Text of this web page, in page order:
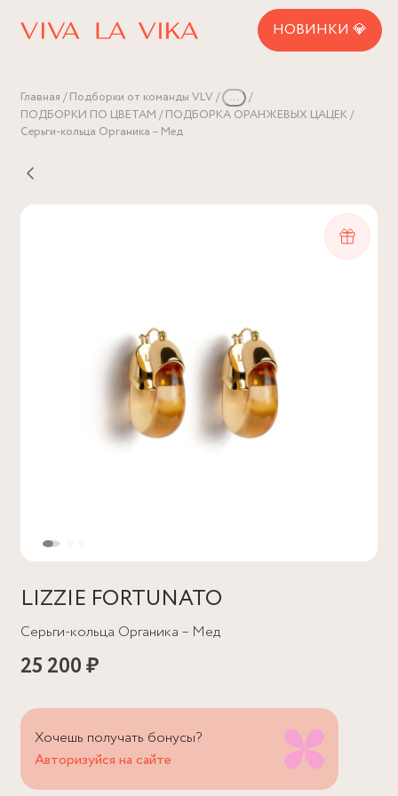
НОВИНКИ 💎
Главная Подборки от команды VLV
...
ПОДБОРКИ ПО ЦВЕТАМ
ПОДБОРКА ОРАНЖЕВЫХ ЦАЦЕК
Серьги-кольца Органика – Мед
LIZZIE FORTUNATO
Серьги-кольца Органика – Мед
25 200 ₽
Хочешь получать бонусы?
Авторизуйся на сайте